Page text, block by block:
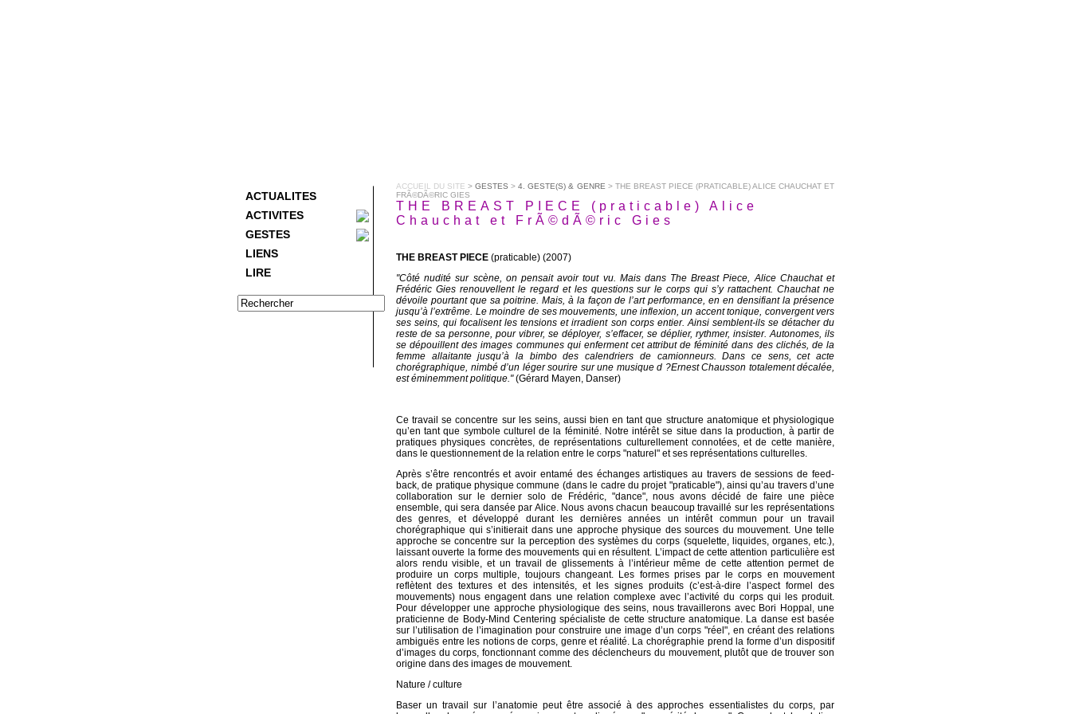
ACTUALITES
ACTIVITES
GESTES
LIENS
LIRE
ACCUEIL DU SITE >GESTES >4. GESTE(S) & GENRE > THE BREAST PIECE (PRATICABLE) ALICE CHAUCHAT ET
FRÃ©DÃ©RIC GIES
THE BREAST PIECE (praticable) Alice
Chauchat et FrÃ©dÃ©ric Gies
THE BREAST PIECE (praticable) (2007)
"Côté nudité sur scène, on pensait avoir tout vu. Mais dans The Breast Piece, Alice Chauchat et
Frédéric Gies renouvellent le regard et les questions sur le corps qui s’y rattachent. Chauchat ne
dévoile pourtant que sa poitrine. Mais, à la façon de l’art performance, en en densifiant la présence
jusqu’à l’extrême. Le moindre de ses mouvements, une inflexion, un accent tonique, convergent vers
ses seins, qui focalisent les tensions et irradient son corps entier. Ainsi semblent-ils se détacher du
reste de sa personne, pour vibrer, se déployer, s’effacer, se déplier, rythmer, insister. Autonomes, ils
se dépouillent des images communes qui enferment cet attribut de féminité dans des clichés, de la
femme allaitante jusqu’à la bimbo des calendriers de camionneurs. Dans ce sens, cet acte
chorégraphique, nimbé d’un léger sourire sur une musique d ?Ernest Chausson totalement décalée,
est éminemment politique."(Gérard Mayen, Danser)
Ce travail se concentre sur les seins, aussi bien en tant que structure anatomique et physiologique
qu’en tant que symbole culturel de la féminité. Notre intérêt se situe dans la production, à partir de
pratiques physiques concrètes, de représentations culturellement connotées, et de cette manière,
dans le questionnement de la relation entre le corps "naturel" et ses représentations culturelles.
Après s’être rencontrés et avoir entamé des échanges artistiques au travers de sessions de feed-
back, de pratique physique commune (dans le cadre du projet "praticable"), ainsi qu’au travers d’une
collaboration sur le dernier solo de Frédéric, "dance", nous avons décidé de faire une pièce
ensemble, qui sera dansée par Alice. Nous avons chacun beaucoup travaillé sur les représentations
des genres, et développé durant les dernières années un intérêt commun pour un travail
chorégraphique qui s’initierait dans une approche physique des sources du mouvement. Une telle
approche se concentre sur la perception des systèmes du corps (squelette, liquides, organes, etc.),
laissant ouverte la forme des mouvements qui en résultent. L’impact de cette attention particulière est
alors rendu visible, et un travail de glissements à l’intérieur même de cette attention permet de
produire un corps multiple, toujours changeant. Les formes prises par le corps en mouvement
reflètent des textures et des intensités, et les signes produits (c’est-à-dire l’aspect formel des
mouvements) nous engagent dans une relation complexe avec l’activité du corps qui les produit.
Pour développer une approche physiologique des seins, nous travaillerons avec Bori Hoppal, une
praticienne de Body-Mind Centering spécialiste de cette structure anatomique. La danse est basée
sur l’utilisation de l’imagination pour construire une image d’un corps "réel", en créant des relations
ambiguës entre les notions de corps, genre et réalité. La chorégraphie prend la forme d’un dispositif
d’images du corps, fonctionnant comme des déclencheurs du mouvement, plutôt que de trouver son
origine dans des images de mouvement.
Nature / culture
Baser un travail sur l’anatomie peut être associé à des approches essentialistes du corps, par